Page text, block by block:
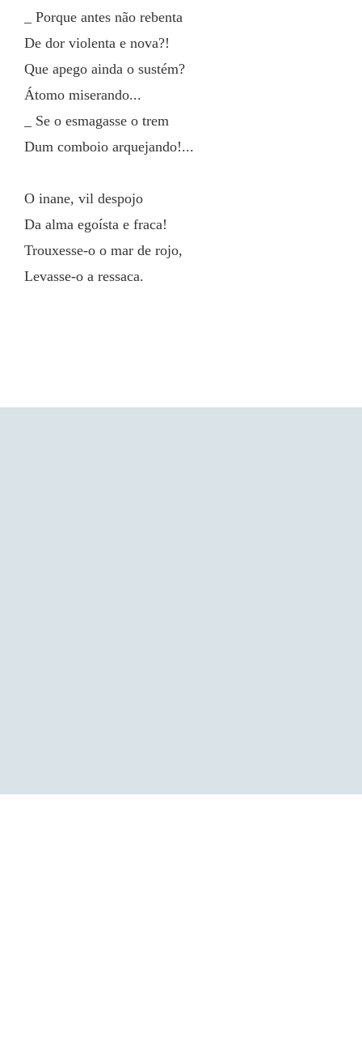
_ Porque antes não rebenta
De dor violenta e nova?!
Que apego ainda o sustém?
Átomo miserando...
_ Se o esmagasse o trem
Dum comboio arquejando!...
O inane, vil despojo
Da alma egoísta e fraca!
Trouxesse-o o mar de rojo,
Levasse-o a ressaca.